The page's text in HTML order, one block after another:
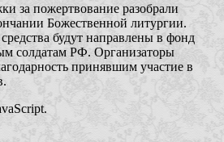
за пожертвование разобрали
Божественной литургии.
будут направлены в фонд
солдатам РФ. Организаторы
принявшим участие в